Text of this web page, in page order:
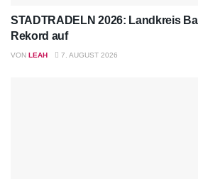
STADTRADELN 2026: Landkreis
Rekord auf
VON LEAH 7. AUGUST 2026